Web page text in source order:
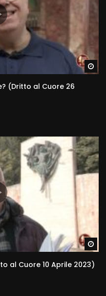
(Dritto al Cuore 26
al Cuore 10 Aprile 2023)